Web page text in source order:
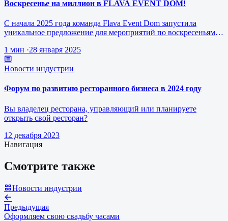
Воскресенье на миллион в FLAVA EVENT DOM!
С начала 2025 года команда Flava Event Dom запустила
уникальное предложение для мероприятий по воскресеньям за
1 мин ·28 января 2025
Новости индустрии
Форум по развитию ресторанного бизнеса в 2024 году
Вы владелец ресторана, управляющий или планируете
открыть свой ресторан?
12 декабря 2023
Навигация
Смотрите также
Новости индустрии
Предыдущая
Оформляем свою свадьбу часами